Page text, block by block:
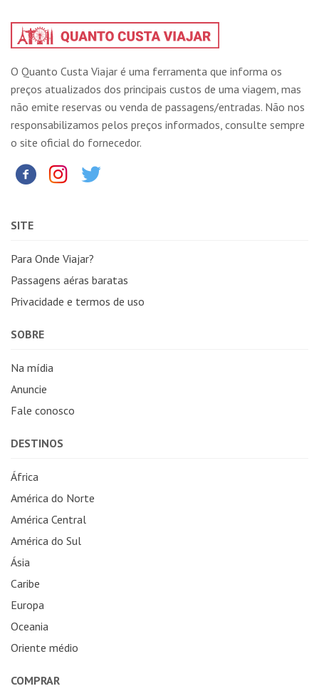
O Quanto Custa Viajar é uma ferramenta que informa os
preços atualizados dos principais custos de uma viagem, mas
não emite reservas ou venda de passagens/entradas. Não nos
responsabilizamos pelos preços informados, consulte sempre
o site oficial do fornecedor.
SITE
Para Onde Viajar?
Passagens aéras baratas
Privacidade e termos de uso
SOBRE
Na mídia
Anuncie
Fale conosco
DESTINOS
África
América do Norte
América Central
América do Sul
Ásia
Caribe
Europa
Oceania
Oriente médio
COMPRAR